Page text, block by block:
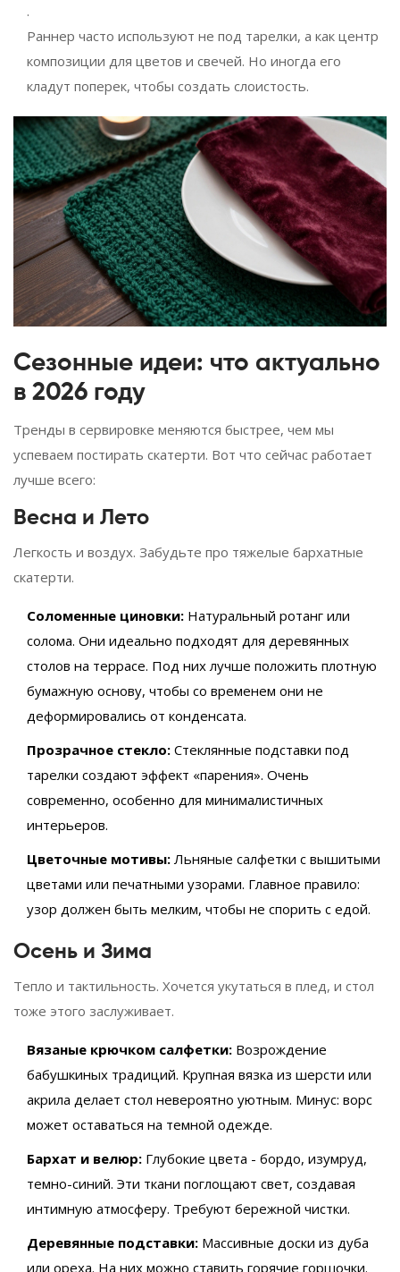
.
Раннер часто используют не под тарелки, а как центр
композиции для цветов и свечей. Но иногда его
кладут поперек, чтобы создать слоистость.
Сезонные идеи: что актуально
в 2026 году
Тренды в сервировке меняются быстрее, чем мы
успеваем постирать скатерти. Вот что сейчас работает
лучше всего:
Весна и Лето
Легкость и воздух. Забудьте про тяжелые бархатные
скатерти.
Соломенные циновки: Натуральный ротанг или
солома. Они идеально подходят для деревянных
столов на террасе. Под них лучше положить плотную
бумажную основу, чтобы со временем они не
деформировались от конденсата.
Прозрачное стекло: Стеклянные подставки под
тарелки создают эффект «парения». Очень
современно, особенно для минималистичных
интерьеров.
Цветочные мотивы: Льняные салфетки с вышитыми
цветами или печатными узорами. Главное правило:
узор должен быть мелким, чтобы не спорить с едой.
Осень и Зима
Тепло и тактильность. Хочется укутаться в плед, и стол
тоже этого заслуживает.
Вязаные крючком салфетки: Возрождение
бабушкиных традиций. Крупная вязка из шерсти или
акрила делает стол невероятно уютным. Минус: ворс
может оставаться на темной одежде.
Бархат и велюр: Глубокие цвета - бордо, изумруд,
темно-синий. Эти ткани поглощают свет, создавая
интимную атмосферу. Требуют бережной чистки.
Деревянные подставки: Массивные доски из дуба
или ореха. На них можно ставить горячие горшочки.